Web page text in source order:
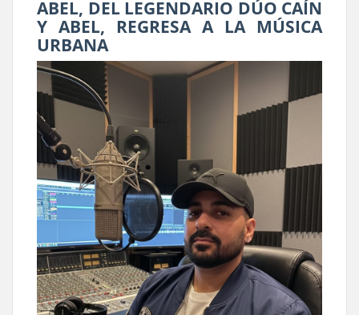
ABEL, DEL LEGENDARIO DÚO CAÍN
Y ABEL, REGRESA A LA MÚSICA
URBANA